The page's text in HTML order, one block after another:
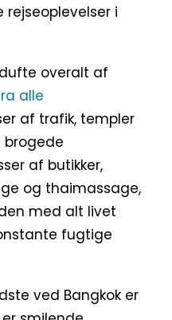
i
overalt af
alle
af trafik, templer
brogede
af butikker,
og thaimassage,
med alt livet
fugtige
ved Bangkok er